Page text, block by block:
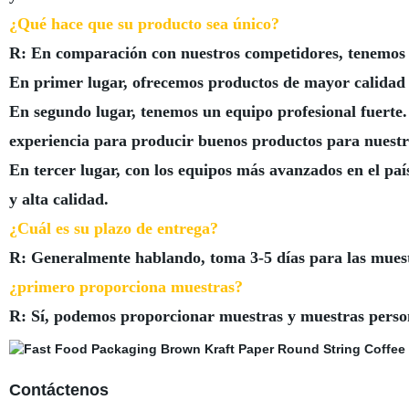
¿Qué hace que su producto sea único?
R: En comparación con nuestros competidores,
En primer lugar, ofrecemos productos de mayor calidad
En segundo lugar, tenemos un equipo profesional
experiencia para producir buenos productos para
En tercer lugar, con los equipos más avanzados en el
y alta calidad.
¿Cuál es su plazo de entrega?
R: Generalmente hablando, toma 3-5 días para las
¿primero proporciona muestras?
R: Sí, podemos proporcionar muestras y muestras
Contáctenos